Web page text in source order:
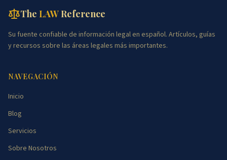
The LAWReference
Su fuente confiable de información legal en español. Artículos, guías
y recursos sobre las áreas legales más importantes.
NAVEGACIÓN
Inicio
Blog
Servicios
Sobre Nosotros